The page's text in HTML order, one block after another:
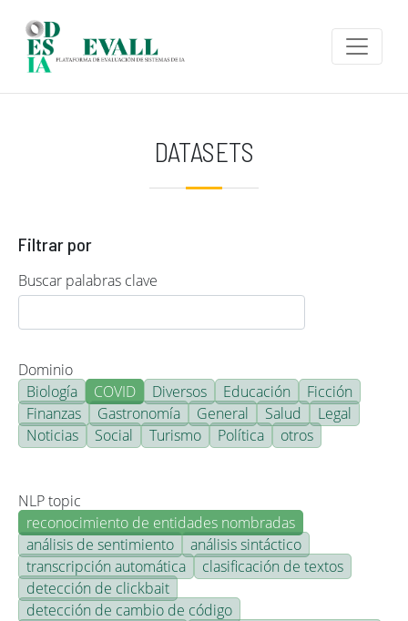
DATASETS
Filtrar por
Buscar palabras clave
Dominio
Biología
COVID Diversos Educación
Ficción
Finanzas
Gastronomía General Salud
Legal
Noticias
Social Turismo Política otros
NLP topic
reconocimiento de entidades nombradas
análisis de sentimiento
análisis sintáctico
transcripción automática
clasificación de textos
detección de clickbait
detección de cambio de código